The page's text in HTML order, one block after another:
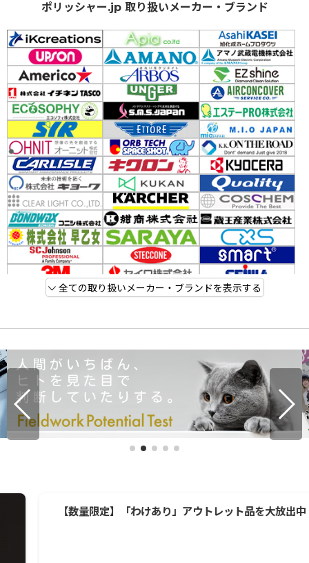
ポリッシャー.jp 取り扱いメーカー・ブランド
全ての取り扱いメーカー・ブランドを表示する
【数量限定】「わけあり」アウトレット品を大放出中！